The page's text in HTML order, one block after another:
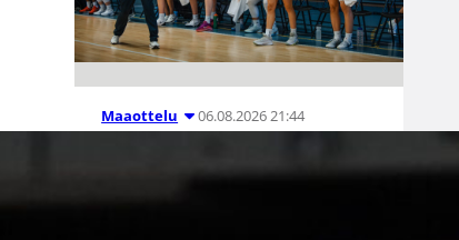
Maaottelu 06.08.2026 21:44
Susiladiesin